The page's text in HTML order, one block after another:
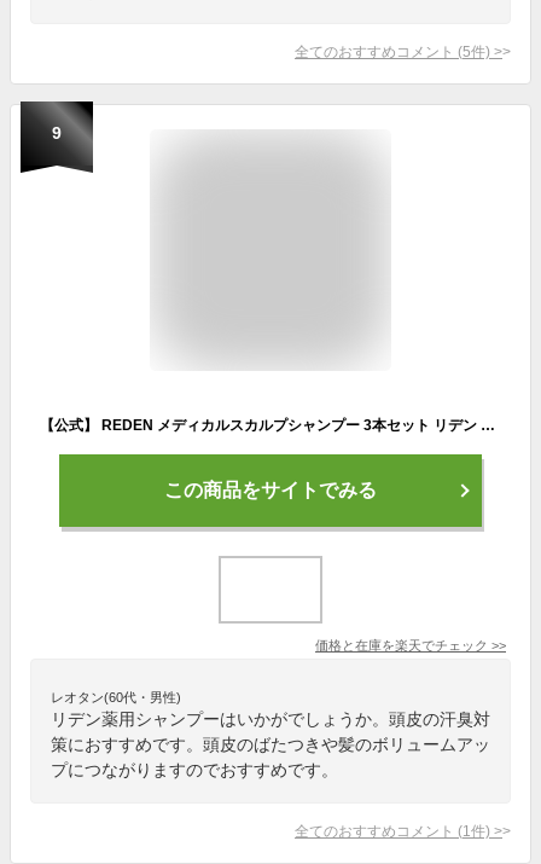
全てのおすすめコメント (5件) >
9
【公式】 REDEN メディカルスカルプシャンプー 3本セット リデン 薬用シャンプー 医薬部外品 スカルプケア スカルプシャンプー リデンシル配合 メンズ 男性用 シャンプー 頭皮 洗浄 ケア 汗臭対策 ボリュームアップ 薄毛ケア 抜け毛予防
この商品をサイトでみる
価格と在庫を楽天でチェック >>
レオタン(60代・男性)
リデン薬用シャンプーはいかがでしょうか。頭皮の汗臭対
策におすすめです。頭皮のばたつきや髪のボリュームアッ
プにつながりますのでおすすめです。
全てのおすすめコメント (1 件) >